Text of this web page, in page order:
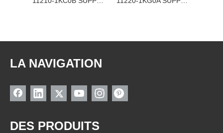
LA NAVIGATION
DES PRODUITS